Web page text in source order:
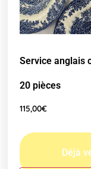
Service anglais
20 pièces
115,00€